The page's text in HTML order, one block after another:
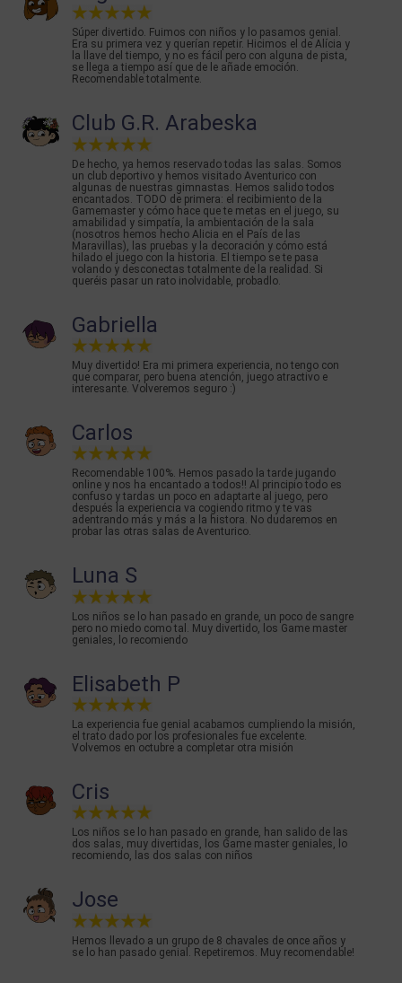
Súper divertido. Fuimos con niños y lo pasamos genial.
Era su primera vez y querían repetir. Hicimos el de Alícia y
la llave del tiempo, y no es fácil pero con alguna de pista,
se llega a tiempo así que de le añade emoción.
Recomendable totalmente.
Club G.R. Arabeska
De hecho, ya hemos reservado todas las salas. Somos
un club deportivo y hemos visitado Aventurico con
algunas de nuestras gimnastas. Hemos salido todos
encantados. TODO de primera: el recibimiento de la
Gamemaster y cómo hace que te metas en el juego, su
amabilidad y simpatía, la ambientación de la sala
(nosotros hemos hecho Alicia en el País de las
Maravillas), las pruebas y la decoración y cómo está
hilado el juego con la historia. El tiempo se te pasa
volando y desconectas totalmente de la realidad. Si
queréis pasar un rato inolvidable, probadlo.
Gabriella
Muy divertido! Era mi primera experiencia, no tengo con
que comparar, pero buena atención, juego atractivo e
interesante. Volveremos seguro :)
Carlos
Recomendable 100%. Hemos pasado la tarde jugando
online y nos ha encantado a todos!! Al principio todo es
confuso y tardas un poco en adaptarte al juego, pero
después la experiencia va cogiendo ritmo y te vas
adentrando más y más a la histora. No dudaremos en
probar las otras salas de Aventurico.
Luna S
Los niños se lo han pasado en grande, un poco de sangre
pero no miedo como tal. Muy divertido, los Game master
geniales, lo recomiendo
Elisabeth P
La experiencia fue genial acabamos cumpliendo la misión,
el trato dado por los profesionales fue excelente.
Volvemos en octubre a completar otra misión
Cris
Los niños se lo han pasado en grande, han salido de las
dos salas, muy divertidas, los Game master geniales, lo
recomiendo, las dos salas con niños
Jose
Hemos llevado a un grupo de 8 chavales de once años y
se lo han pasado genial. Repetiremos. Muy recomendable!